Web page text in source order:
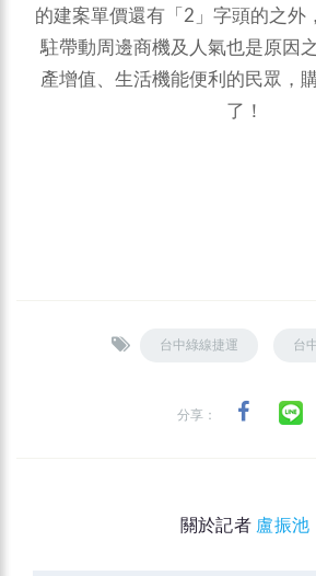
的建案單價還有「2」字頭的之外
駐帶動周邊商機及人氣也是原因
產增值、生活機能便利的民眾，
了！
台中綠線捷運 台
分享：
關於記者 盧振池